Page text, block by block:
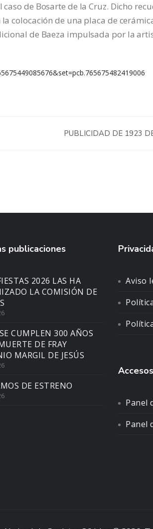
de Bosarte de la Cruz. Dicho
colocación de una placa de
de Baeza impulsada por la
PUBLICIDAD DE 1923
publicaciones
2026 LAS HA
LA COMISIÓN DE
CUMPLEN 300 AÑOS
DE FRAY
MARGIL DE JESÚS
DE ESTRENO
Aviso
Accesos
Panel
Panel